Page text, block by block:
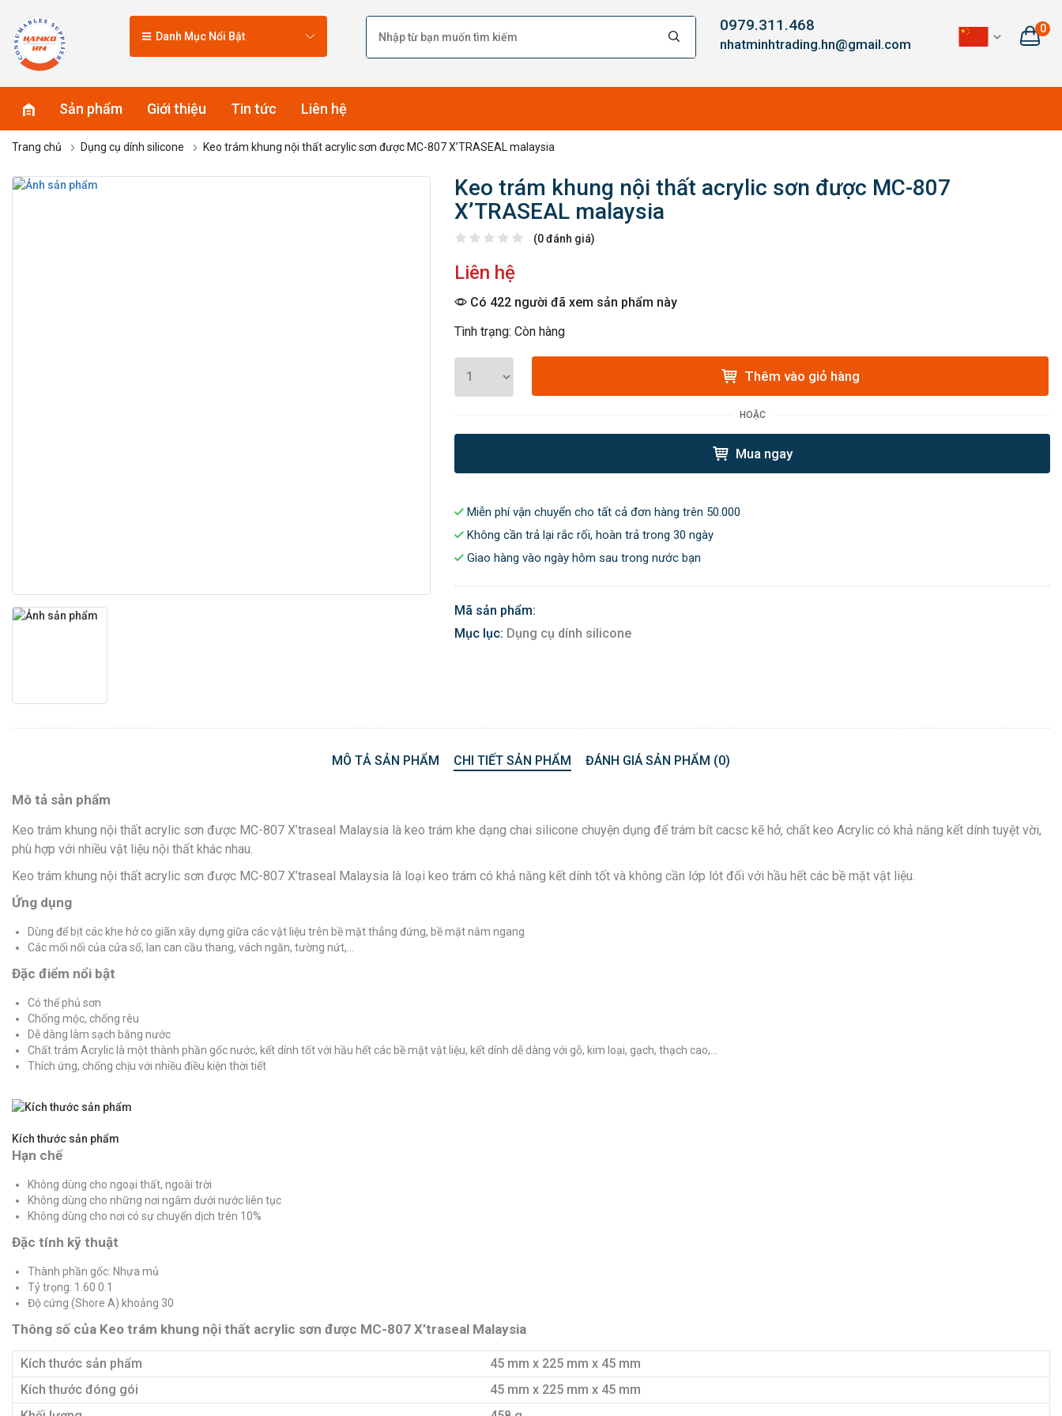
Danh Mục Nổi Bật
0979.311.468
nhatminhtrading.hn@gmail.com
0
Sản phẩm Giới thiệu Tin tức Liên hệ
Trang chủ Dụng cụ dính silicone Keo trám khung nội thất acrylic sơn được MC-807 X’TRASEAL malaysia
Keo trám khung nội thất acrylic sơn được MC-807
X’TRASEAL malaysia
(0 đánh giá)
Liên hệ
Có 422 người đã xem sản phẩm này
Tình trạng: Còn hàng
Thêm vào giỏ hàng
HOẶC
Mua ngay
Miễn phí vận chuyển cho tất cả đơn hàng trên 50.000
Không cần trả lại rắc rối, hoàn trả trong 30 ngày
Giao hàng vào ngày hôm sau trong nước bạn
Mã sản phẩm:
Mục lục: Dụng cụ dính silicone
MÔ TẢ SẢN PHẨM CHI TIẾT SẢN PHẨM ĐÁNH GIÁ SẢN PHẨM (0)
Mô tả sản phẩm
Keo trám khung nội thất acrylic sơn được MC-807 X’traseal Malaysia là keo trám khe dạng chai silicone chuyện dụng để trám bít cacsc kẽ hở, chất keo Acrylic có khả năng kết dính tuyệt vời,
phù hợp với nhiều vật liệu nội thất khác nhau.
Keo trám khung nội thất acrylic sơn được MC-807 X’traseal Malaysia là loại keo trám có khả năng kết dính tốt và không cần lớp lót đối với hầu hết các bề mặt vật liệu.
Ứng dụng
Dùng để bịt các khe hở co giãn xây dựng giữa các vật liệu trên bề mặt thẳng đứng, bề mặt nằm ngang
Các mối nối của cửa sổ, lan can cầu thang, vách ngăn, tường nứt,…
Đặc điểm nổi bật
Có thể phủ sơn
Chống mộc, chống rêu
Dễ dàng làm sạch bằng nước
Chất trám Acrylic là một thành phần gốc nước, kết dính tốt với hầu hết các bề mặt vật liệu, kết dính dễ dàng với gỗ, kim loại, gạch, thạch cao,…
Thích ứng, chống chịu với nhiều điều kiện thời tiết
Kích thước sản phẩm
Hạn chế
Không dùng cho ngoại thất, ngoài trời
Không dùng cho những nơi ngâm dưới nước liên tục
Không dùng cho nơi có sự chuyển dịch trên 10%
Đặc tính kỹ thuật
Thành phần gốc: Nhựa mủ
Tỷ trọng: 1.60 0.1
Độ cứng (Shore A) khoảng 30
Thông số của Keo trám khung nội thất acrylic sơn được MC-807 X’traseal Malaysia
Kích thước sản phẩm
45 mm x 225 mm x 45 mm
Kích thước đóng gói
45 mm x 225 mm x 45 mm